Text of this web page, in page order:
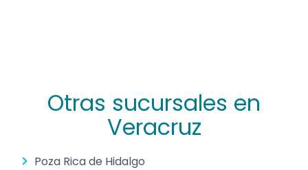
Otras sucursales en
Veracruz
Poza Rica de Hidalgo